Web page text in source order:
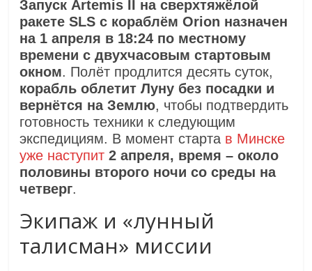
Запуск Artemis II на сверхтяжёлой
ракете SLS с кораблём Orion назначен
на 1 апреля в 18:24 по местному
времени с двухчасовым стартовым
окном. Полёт продлится десять суток,
корабль облетит Луну без посадки и
вернётся на Землю, чтобы подтвердить
готовность техники к следующим
экспедициям. В момент старта в Минске
уже наступит2 апреля, время – около
половины второго ночи со среды на
четверг.
Экипаж и «лунный
талисман» миссии